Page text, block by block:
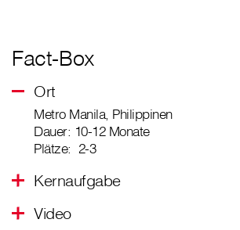
Fact-Box
Ort
Metro Manila, Philippinen
Dauer: 10-12 Monate
Plätze: 2-3
Kernaufgabe
Video